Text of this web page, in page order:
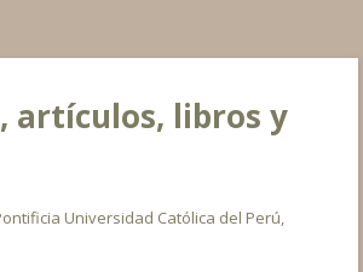
artículos, libros y
Universidad Católica del Perú,